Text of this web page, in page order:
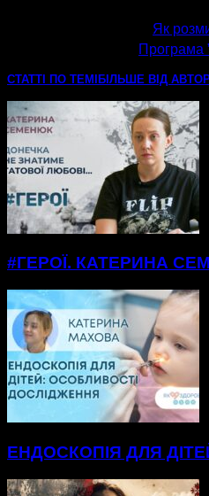
Як
Програма
СТАТТІ ПО ТЕМІ БІЛЬШЕ ВІД
#ГЕРОЇ. КАТЕРИНА
ЕНДОСКОПІЯ ДЛЯ